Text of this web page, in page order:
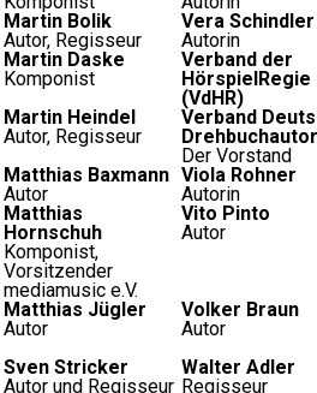
Martin Bolik
Autor, Regisseur
Vera Schindler
Autorin
Martin Daske
Komponist
Verband der
HörspielRegie
(VdHR)
Martin Heindel
Autor, Regisseur
Verband
Der Vorstand
Matthias Baxmann
Autor
Viola Rohner
Autorin
Matthias
Hornschuh
Komponist,
Vorsitzender
mediamusic e.V.
Vito Pinto
Autor
Matthias Jügler
Autor
Volker Braun
Autor
Sven Stricker
Autor und Regisseur
Walter Adler
Regisseur